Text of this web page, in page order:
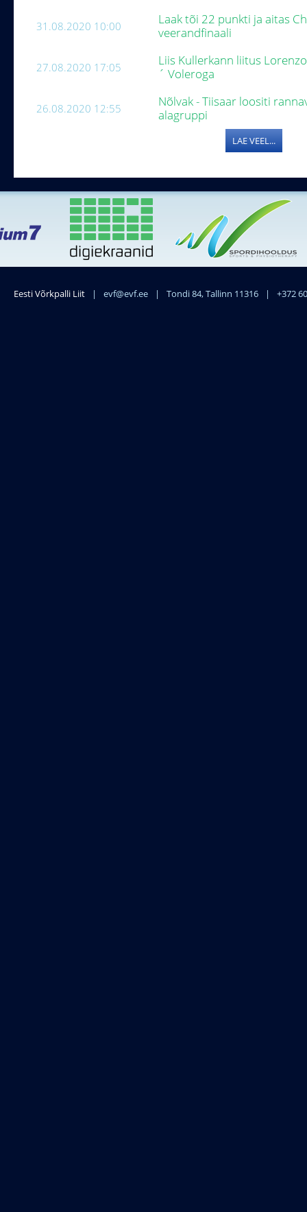
31.08.2020 10:00
Laak tõi 22 punkti ja aitas
veerandfinaali
27.08.2020 17:05
Liis Kullerkann liitus
´ Voleroga
26.08.2020 12:55
Nõlvak - Tiisaar loositi
alagruppi
LAE VEEL...
Eesti Võrkpalli Liit | evf@evf.ee | Tondi 84, Tallinn 11316 | +372